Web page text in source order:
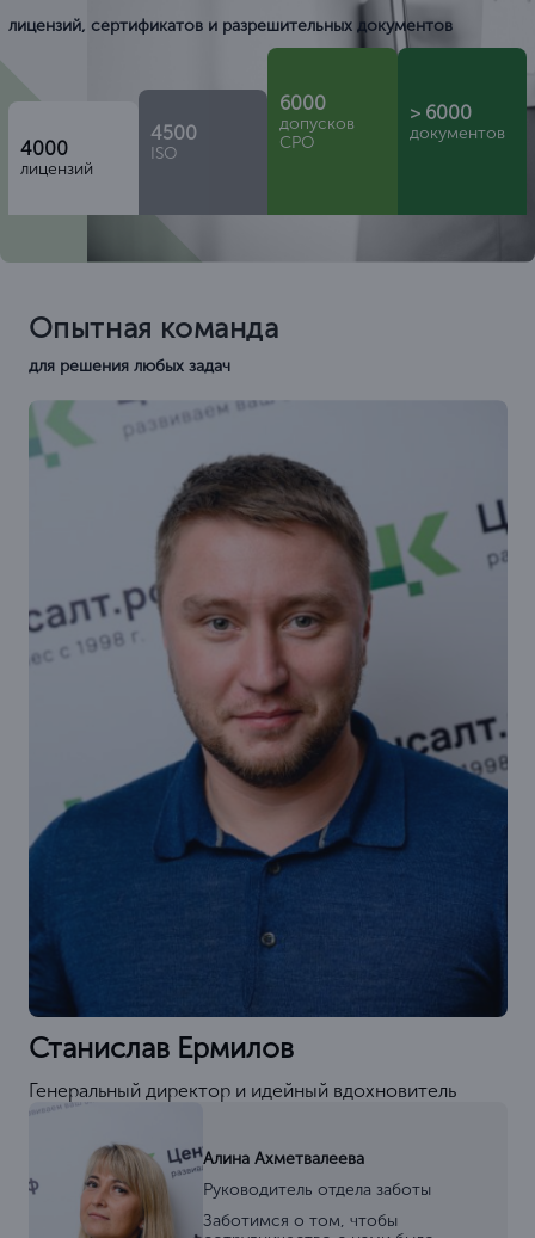
лицензий, сертификатов и разрешительных документов
4000
лицензий
4500
ISO
6000
допусков
СРО
> 6000
документов
Опытная команда
для решения любых задач
Станислав Ермилов
Генеральный директор и идейный вдохновитель
Алина Ахметвалеева
Руководитель отдела заботы
Заботимся о том, чтобы